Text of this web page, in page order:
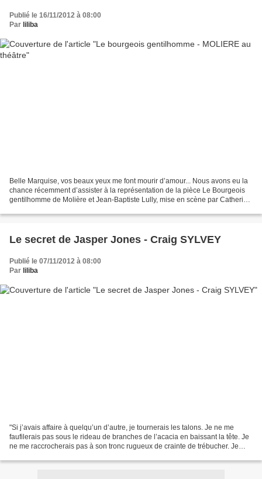
Publié le 16/11/2012 à 08:00
Par liliba
Belle Marquise, vos beaux yeux me font mourir d’amour... Nous avons eu la
chance récemment d’assister à la représentation de la pièce Le Bourgeois
gentilhomme de Molière et Jean-Baptiste Lully, mise en scène par Catherine
Le secret de Jasper Jones - Craig SYLVEY
Publié le 07/11/2012 à 08:00
Par liliba
"Si j’avais affaire à quelqu’un d’autre, je tournerais les talons. Je ne me
faufilerais pas sous le rideau de branches de l’acacia en baissant la tête. Je
ne me raccrocherais pas à son tronc rugueux de crainte de trébucher. Je